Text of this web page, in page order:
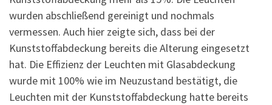
wurden abschließend gereinigt und nochmals
vermessen. Auch hier zeigte sich, dass bei der
Kunststoffabdeckung bereits die Alterung eingesetzt
hat. Die Effizienz der Leuchten mit Glasabdeckung
wurde mit 100% wie im Neuzustand bestätigt, die
Leuchten mit der Kunststoffabdeckung hatte bereits